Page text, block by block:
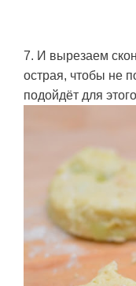
7. И вырезаем
острая, чтобы не
подойдёт для